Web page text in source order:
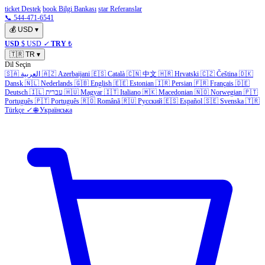
ticket Destek book Bilgi Bankası star Referanslar
📞 544-471-6541
💰 USD ▾
USD $ USD ✓ TRY ₺
🇹🇷 TR ▾
Dil Seçin
🇸🇦 العربية 🇦🇿 Azerbaijani 🇪🇸 Català 🇨🇳 中文 🇭🇷 Hrvatski 🇨🇿 Čeština 🇩🇰
Dansk 🇳🇱 Nederlands 🇬🇧 English 🇪🇪 Estonian 🇮🇷 Persian 🇫🇷 Français 🇩🇪
Deutsch 🇮🇱 עברית 🇭🇺 Magyar 🇮🇹 Italiano 🇲🇰 Macedonian 🇳🇴 Norwegian 🇵🇹
Português 🇵🇹 Português 🇷🇴 Română 🇷🇺 Русский 🇪🇸 Español 🇸🇪 Svenska 🇹🇷
Türkçe ✓ 🌐 Українська